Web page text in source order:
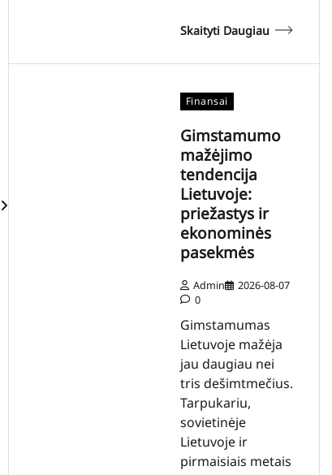
Skaityti Daugiau
Finansai
Gimstamumo
mažėjimo
tendencija
Lietuvoje:
priežastys ir
ekonominės
pasekmės
Admin
2026-08-07
0
Gimstamumas
Lietuvoje mažėja
jau daugiau nei
tris dešimtmečius.
Tarpukariu,
sovietinėje
Lietuvoje ir
pirmaisiais metais